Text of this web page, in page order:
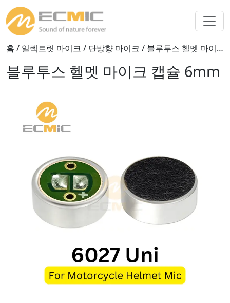
홈 / 일렉트릿 마이크 / 단방향 마이크 / 블루투스 헬멧 마이크 캡슐 6mm
블루투스 헬멧 마이크 캡슐 6mm